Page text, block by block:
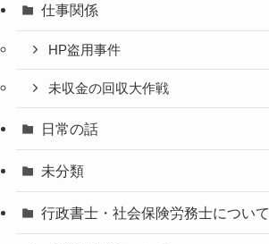
仕事関係
HP盗用事件
未収金の回収大作戦
日常の話
未分類
行政書士・社会保険労務士について